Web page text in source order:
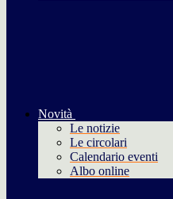
Novità
Le notizie
Le circolari
Calendario eventi
Albo online